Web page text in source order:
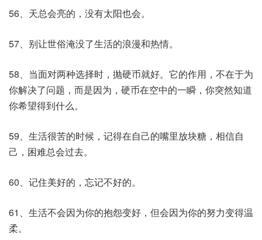
56、天总会亮的，没有太阳也会。
57、别让世俗淹没了生活的浪漫和热情。
58、当面对两种选择时，抛硬币就好。它的作用，不在于为
你解决了问题，而是因为，硬币在空中的一瞬，你突然知道
你希望得到什么。
59、生活很苦的时候，记得在自己的嘴里放块糖，相信自
己，困难总会过去。
60、记住美好的，忘记不好的。
61、生活不会因为你的抱怨变好，但会因为你的努力变得温
柔。